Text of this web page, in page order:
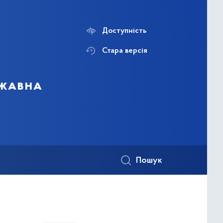
Доступність
Стара версія
Пошук